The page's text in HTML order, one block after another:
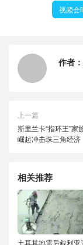
视频会
作者：
上一篇
斯里兰卡“指环王”家
崛起冲击珠三角经济
相关推荐
土耳其地震后叙利亚